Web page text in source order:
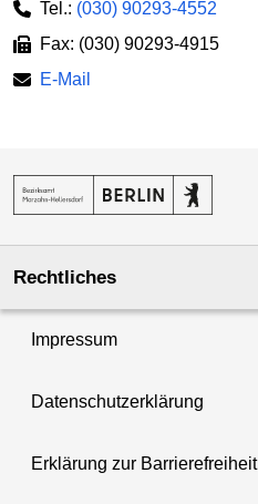
Tel.: (030) 90293-4552
Fax: (030) 90293-4915
E-Mail
Rechtliches
Impressum
Datenschutzerklärung
Erklärung zur Barrierefreiheit